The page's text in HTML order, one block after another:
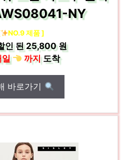
NY
NO.9 제품 ]
인 된25,800 원
일
까지도착
바로가기